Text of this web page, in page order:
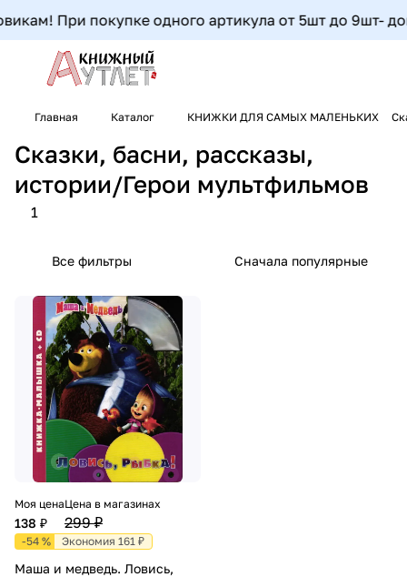
При покупке одного артикула от 5шт до 9шт-
Главная Каталог КНИЖКИ ДЛЯ САМЫХ МАЛЕНЬКИХ
Сказки, басни, рассказы,
истории/Герои мультфильмов
1
Все фильтры Сначала популярные
Моя цена
138 ₽
Цена в магазинах
299 ₽
-54 % Экономия 161 ₽
Маша и медведь. Ловись,